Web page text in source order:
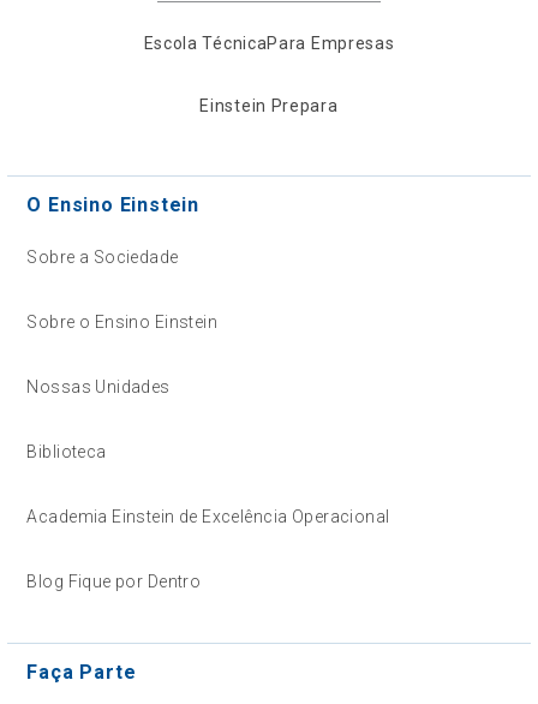
Escola TécnicaPara Empresas
Einstein Prepara
O Ensino Einstein
Sobre a Sociedade
Sobre o Ensino Einstein
Nossas Unidades
Biblioteca
Academia Einstein de Excelência Operacional
Blog Fique por Dentro
Faça Parte